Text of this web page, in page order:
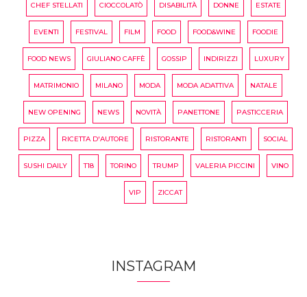
CHEF STELLATI CIOCCOLATÒ DISABILITÀ DONNE ESTATE
EVENTI FESTIVAL FILM FOOD FOOD&WINE FOODIE
FOOD NEWS GIULIANO CAFFÈ GOSSIP INDIRIZZI LUXURY
MATRIMONIO MILANO MODA MODA ADATTIVA NATALE
NEW OPENING NEWS NOVITÀ PANETTONE PASTICCERIA
PIZZA RICETTA D'AUTORE RISTORANTE RISTORANTI SOCIAL
SUSHI DAILY T18 TORINO TRUMP VALERIA PICCINI VINO
VIP ZICCAT
INSTAGRAM